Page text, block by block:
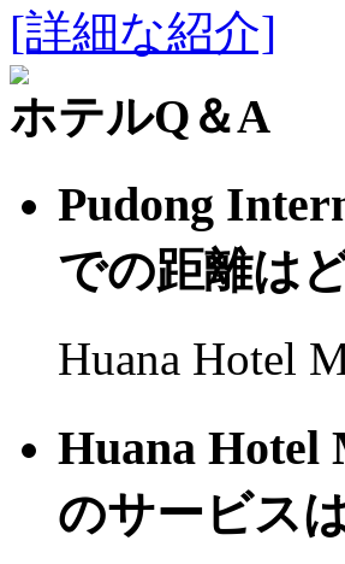
[詳細な紹介]
ホテルQ＆A
Pudong
での距離は
Huana Hotel
Huana Hotel
のサービス